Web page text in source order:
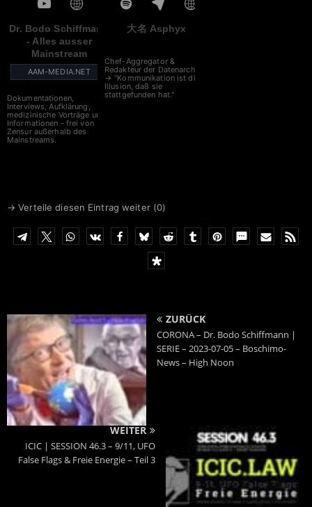
Dr. Bodo Schiffmann
- Alles ausser
Mainstream
AAM-MEDIA.NET
Dokumentationen,
Interviews, Aufklärung,
medizinische Vorträge und
Informationen - frei von
Zensur außerhalb des
Mainstreams.
大名 Asphyx
Chef-Aggregator &
Redakteur der Datenarche
→ "Kommunikation ist die
Illusion, daß sie
stattgefunden hat."
→ Verteile diesen Eintrag weiter (0)
ZURÜCK
CORONA – Dr. Bodo Schiffmann |
SERIE – 2023-07-05 – Boschimo-
News – High Noon
WEITER
ICIC | SESSION 46.3 – 9/11, UFO
False Flags & Freie Energie – Teil 3